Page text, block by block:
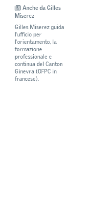
Anche da Gilles
Miserez
Gilles Miserez guida
l’ufficio per
l’orientamento, la
formazione
professionale e
continua del Canton
Ginevra (OFPC in
francese).